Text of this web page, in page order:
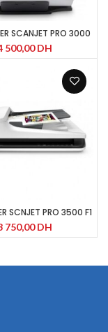
SCANJET PRO 3000
500,00DH
SCNJET PRO 3500 F1
750,00DH